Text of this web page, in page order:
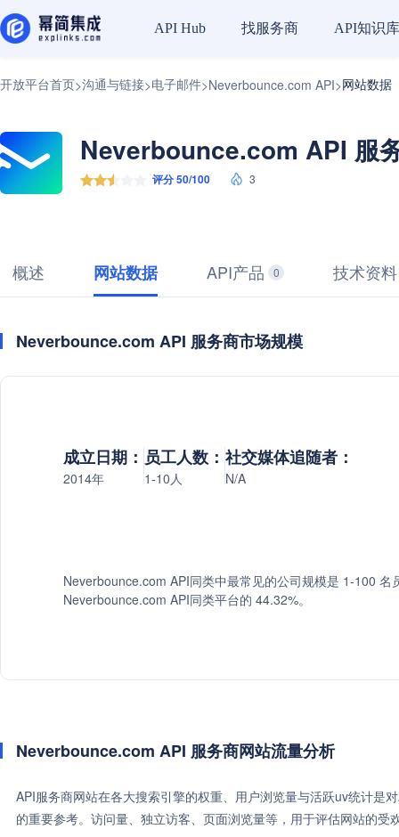
API Hub 找服务商 API知识库
开放平台首页>沟通与链接>电子邮件>Neverbounce.com API>网站数据
Neverbounce.com API 服
评分 50/100 3
概述 网站数据 API产品 0 技术资料
Neverbounce.com API 服务商市场规模
成立日期：
2014年
员工人数：
1-10人
社交媒体追随者：
N/A
Neverbounce.com API同类中最常见的公司规模是 1-100
Neverbounce.com API同类平台的 44.32%。
Neverbounce.com API 服务商网站流量分析
API服务商网站在各大搜索引擎的权重、用户浏览量与活跃uv统计是
的重要参考。访问量、独立访客、页面浏览量等，用于评估网站的